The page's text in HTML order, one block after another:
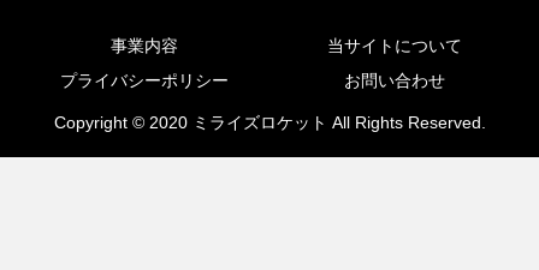
事業内容
当サイトについて
プライバシーポリシー
お問い合わせ
Copyright © 2020 ミライズロケット All Rights Reserved.